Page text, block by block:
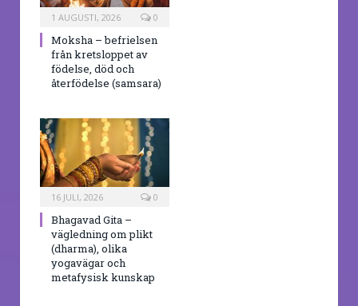
1 AUGUSTI, 2026 0
Moksha – befrielsen
från kretsloppet av
födelse, död och
återfödelse (samsara)
16 JULI, 2026 0
Bhagavad Gita –
vägledning om plikt
(dharma), olika
yogavägar och
metafysisk kunskap